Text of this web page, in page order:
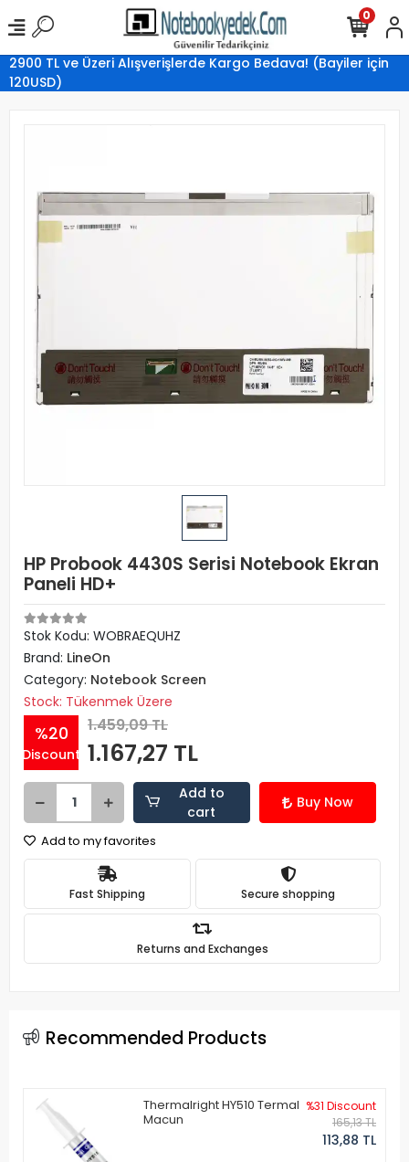
2900 TL ve Üzeri Alışverişlerde Kargo Bedava! (Bayiler için
120USD)
0
HP Probook 4430S Serisi Notebook Ekran
Paneli HD+
Stok Kodu: WOBRAEQUHZ
Brand: LineOn
Category: Notebook Screen
Stock: Tükenmek Üzere
%20
Discount
1.459,09 TL
1.167,27 TL
Add to
cart
Buy Now
Add to my favorites
Fast Shipping Secure shopping
Returns and Exchanges
Recommended Products
Thermalright HY510 Termal
Macun
%31 Discount
165,13 TL
113,88 TL